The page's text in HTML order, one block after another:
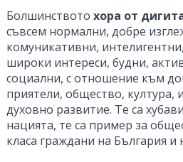
Болшинството хора от
съвсем нормални, добре
комуникативни,
широки интереси, будни,
социални, с отношение към
приятели, общество, култура,
духовно развитие. Те са
нацията, те са пример за
класа граждани на България и